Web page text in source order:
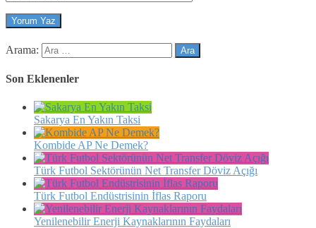
Arama:
Son Eklenenler
Sakarya En Yakın Taksi
Kombide AP Ne Demek?
Türk Futbol Sektörünün Net Transfer Döviz Açığı
Türk Futbol Endüstrisinin İflas Raporu
Yenilenebilir Enerji Kaynaklarının Faydaları